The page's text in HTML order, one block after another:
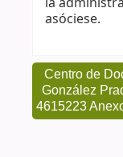
asóciese.
Centro de
González
4615223